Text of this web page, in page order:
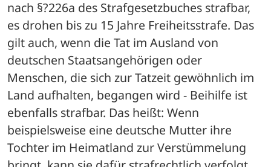
nach §?226a des Strafgesetzbuches strafbar,
es drohen bis zu 15 Jahre Freiheitsstrafe. Das
gilt auch, wenn die Tat im Ausland von
deutschen Staatsangehörigen oder
Menschen, die sich zur Tatzeit gewöhnlich im
Land aufhalten, begangen wird - Beihilfe ist
ebenfalls strafbar. Das heißt: Wenn
beispielsweise eine deutsche Mutter ihre
Tochter im Heimatland zur Verstümmelung